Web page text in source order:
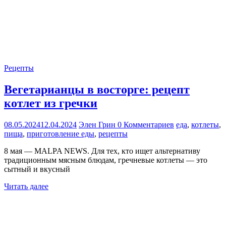
Рецепты
Вегетарианцы в восторге: рецепт
котлет из гречки
08.05.202412.04.2024 Элен Грин 0 Комментариев еда, котлеты,
пища, приготовление еды, рецепты
8 мая — MALPA NEWS. Для тех, кто ищет альтернативу
традиционным мясным блюдам, гречневые котлеты — это
сытный и вкусный
Читать далее